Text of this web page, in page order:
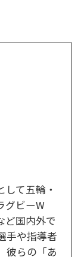
て五輪・
グビーW
ど国内外で
手や指導者
彼らの「あ